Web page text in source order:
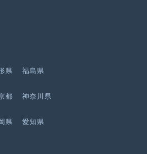
県 福島県
都 神奈川県
県 愛知県